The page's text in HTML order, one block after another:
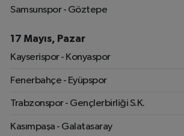
Samsunspor - Göztepe
17 Mayıs, Pazar
Kayserispor - Konyaspor
Fenerbahçe - Eyüpspor
Trabzonspor - Gençlerbirliği S.K.
Kasımpaşa - Galatasaray